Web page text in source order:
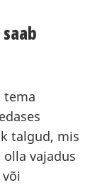
tema
talgud, mis
vajadus